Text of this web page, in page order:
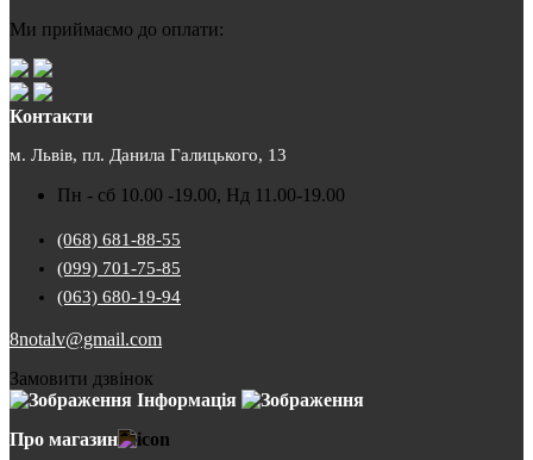
Ми приймаємо до оплати:
Контакти
м. Львів, пл. Данила Галицького, 13
Пн - сб 10.00 -19.00, Нд 11.00-19.00
(068) 681-88-55
(099) 701-75-85
(063) 680-19-94
8notalv@gmail.com
Замовити дзвінок
Інформація
Про магазин